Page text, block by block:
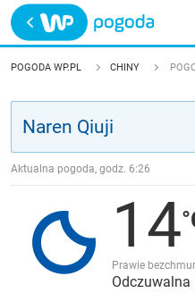
Trwa ładowanie
POLSKA
JAKOŚĆ POWIETRZA
POGODA WP.PL CHINY
Aktualna pogoda, godz. 6:26
14
Prawie
Odczuwalna